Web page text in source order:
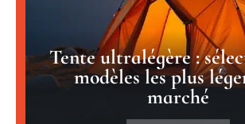
Tente ultralégère :
modèles les plus
marché